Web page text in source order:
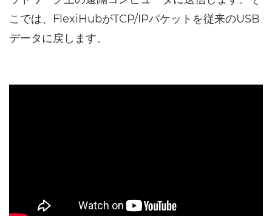
こでは、FlexiHubがTCP/IPパケットを従来のUSB
データに戻します。